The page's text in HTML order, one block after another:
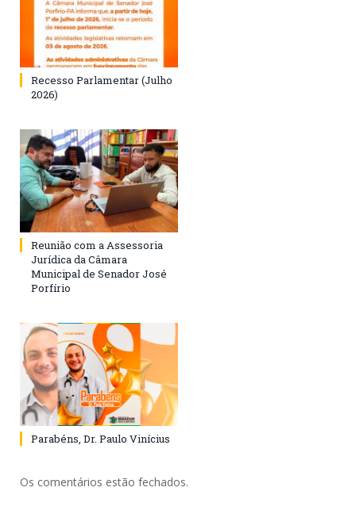
Recesso Parlamentar (Julho
2026)
Reunião com a Assessoria
Jurídica da Câmara
Municipal de Senador José
Porfírio
Parabéns, Dr. Paulo Vinícius
Os comentários estão fechados.